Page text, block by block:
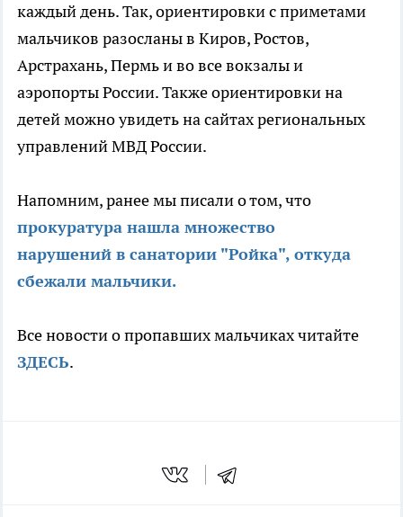
каждый день. Так, ориентировки с приметами
мальчиков разосланы в Киров, Ростов,
Арстрахань, Пермь и во все вокзалы и
аэропорты России. Также ориентировки на
детей можно увидеть на сайтах региональных
управлений МВД России.
Напомним, ранее мы писали о том, что
прокуратура нашла множество
нарушений в санатории "Ройка", откуда
сбежали мальчики.
Все новости о пропавших мальчиках читайте
ЗДЕСЬ.